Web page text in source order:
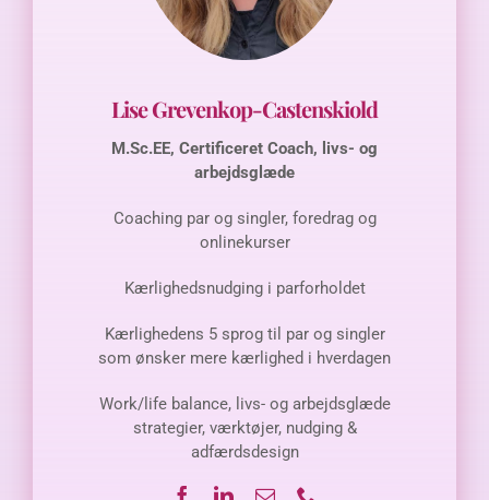
M.Sc.EE, Certificeret Coach, livs- og
arbejdsglæde
Coaching par og singler, foredrag og
onlinekurser
Kærlighedsnudging i parforholdet
Kærlighedens 5 sprog til par og singler
som ønsker mere kærlighed i hverdagen
Work/life balance, livs- og arbejdsglæde
strategier, værktøjer, nudging &
adfærdsdesign